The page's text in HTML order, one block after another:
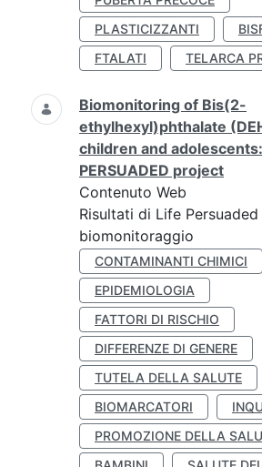
PLASTICIZZANTI
FTALATI
TELARCA
Biomonitoring of Bis(2-
ethylhexyl)phthalate
children and
PERSUADED project
Contenuto Web
Risultati di Life
biomonitoraggio
CONTAMINANTI CHIMICI
EPIDEMIOLOGIA
FATTORI DI RISCHIO
DIFFERENZE DI GENERE
TUTELA DELLA SALUTE
BIOMARCATORI
PROMOZIONE DELLA